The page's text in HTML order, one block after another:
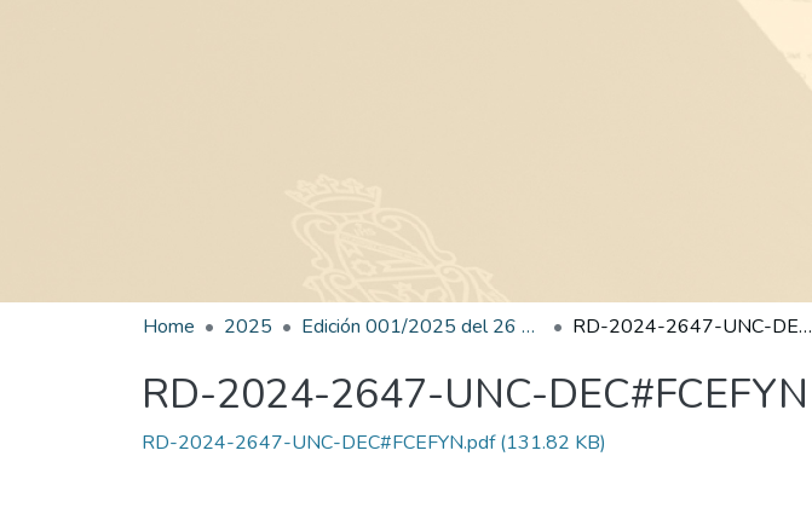
Home 2025 Edición 001/2025 del 26 de mayo de 2025 RD-2024-2647-UNC-DEC#FCEFYN
RD-2024-2647-UNC-DEC#FCEFYN
RD-2024-2647-UNC-DEC#FCEFYN.pdf(131.82 KB)